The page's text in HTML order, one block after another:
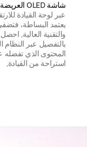
شاشة OLED العريضة المدمجة مقاس 27 بوصة
عبر لوحة القيادة
يعتمد البساطة، فتضفي
والتقنية العالية.
بالتفصيل عبر النظام
المحتوى الذي
استراحة من القيادة.